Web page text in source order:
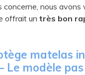
concerne, nous
offrait un très bon
matelas
Le modèle